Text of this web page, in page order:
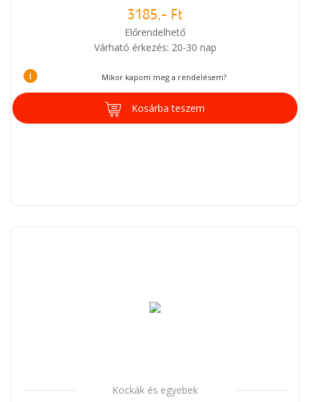
3185,- Ft
Előrendelhető
Várható érkezés: 20-30 nap
i Mikor kapom meg a rendelésem?
Kosárba teszem
Kockák és egyebek